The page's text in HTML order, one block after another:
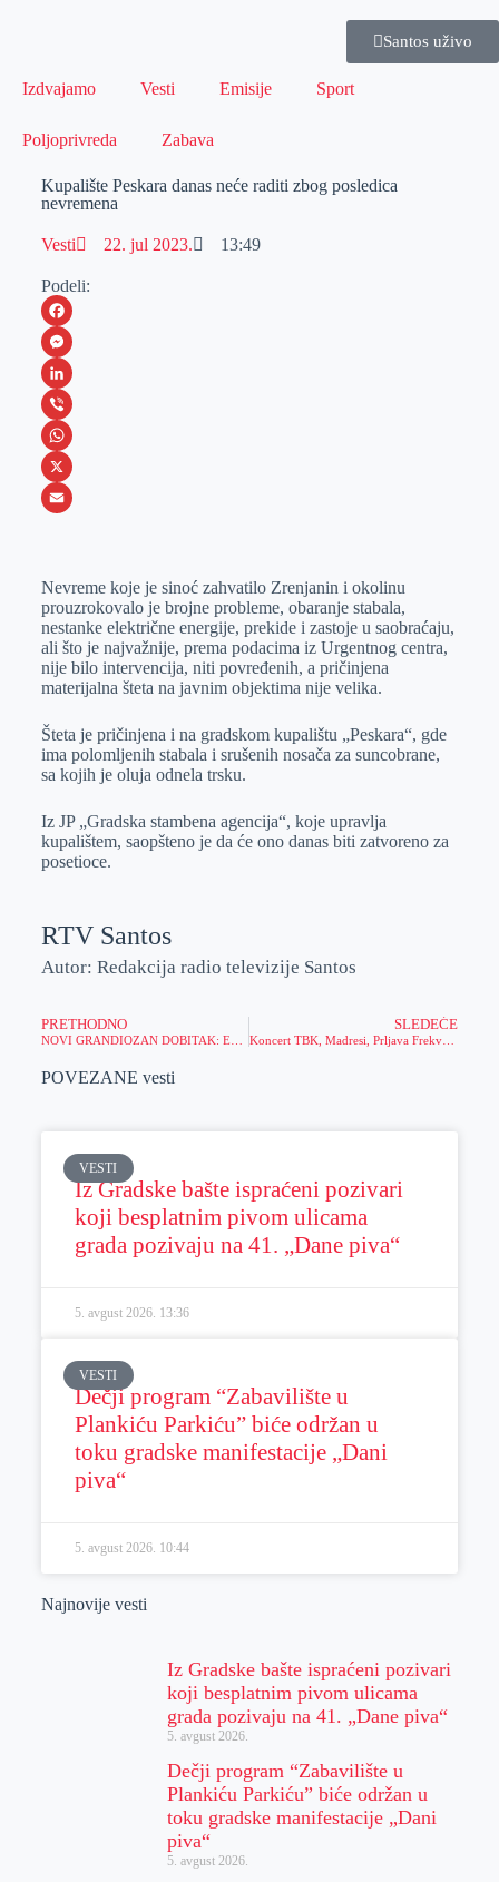
Santos uživo
Izdvajamo Vesti Emisije Sport
Poljoprivreda Zabava
Kupalište Peskara danas neće raditi zbog posledica
nevremena
Vesti 22. jul 2023. 13:49
Podeli:
F
a
c
e
b
o
M
e
s
s
e
e
r
L
i
n
k
I
n
V
i
b
W
h
s
A
p
p
X
a
i
l
Nevreme koje je sinoć zahvatilo Zrenjanin i okolinu
prouzrokovalo je brojne probleme, obaranje stabala,
nestanke električne energije, prekide i zastoje u saobraćaju,
ali što je najvažnije, prema podacima iz Urgentnog centra,
nije bilo intervencija, niti povređenih, a pričinjena
materijalna šteta na javnim objektima nije velika.
Šteta je pričinjena i na gradskom kupalištu „Peskara“, gde
ima polomljenih stabala i srušenih nosača za suncobrane,
sa kojih je oluja odnela trsku.
Iz JP „Gradska stambena agencija“, koje upravlja
kupalištem, saopšteno je da će ono danas biti zatvoreno za
posetioce.
RTV Santos
Autor: Redakcija radio televizije Santos
PRETHODNO
NOVI GRANDIOZAN DOBITAK: Evo kako je Beograđanin osvojio 7.363.000 DINARA!
SLEDEĆE
POVEZANE vesti
VESTI
Iz Gradske bašte ispraćeni pozivari
koji besplatnim pivom ulicama
grada pozivaju na 41. „Dane piva“
5. avgust 2026. 13:36
VESTI
Dečji program “Zabavilište u
Plankiću Parkiću” biće održan u
toku gradske manifestacije „Dani
piva“
5. avgust 2026. 10:44
Najnovije vesti
Iz Gradske bašte ispraćeni pozivari
koji besplatnim pivom ulicama
grada pozivaju na 41. „Dane piva“
5. avgust 2026.
Dečji program “Zabavilište u
Plankiću Parkiću” biće održan u
toku gradske manifestacije „Dani
piva“
5. avgust 2026.